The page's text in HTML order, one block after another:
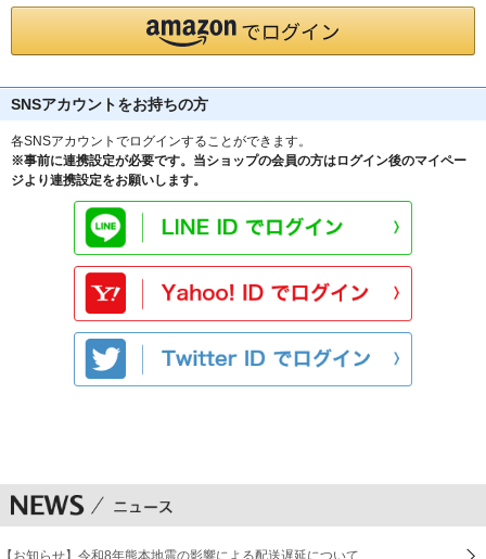
SNSアカウントをお持ちの方
各SNSアカウントでログインすることができます。
※事前に連携設定が必要です。当ショップの会員の方はログイン後のマイペー
ジより連携設定をお願いします。
【お知らせ】令和8年熊本地震の影響による配送遅延について